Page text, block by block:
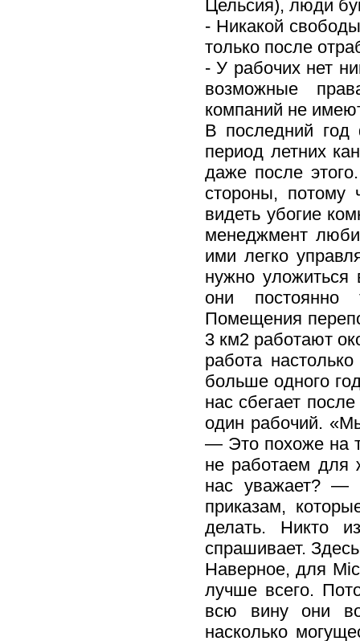
Цельсия), люди
- Никакой
только после
- У рабочих нет
возможные
компаний не
В последний год
период летних
даже после
стороны, потому
видеть убогие
менеджмент
ими легко
нужно
они постоянно
Помещения
3 км2 работают
работа
больше одного
нас сбегает
один рабочий.
— Это похоже на
не работаем для
нас уважает? —
приказам,
делать. Никто
спрашивает.
Наверное, для
лучше всего.
всю вину они
насколько